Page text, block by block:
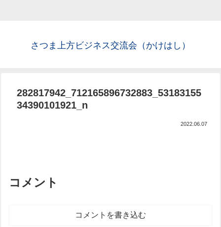
さつま上方ビジネス交流会（かけはし）
282817942_712165896732883_53183155
34390101921_n
2022.06.07
コメント
コメントを書き込む